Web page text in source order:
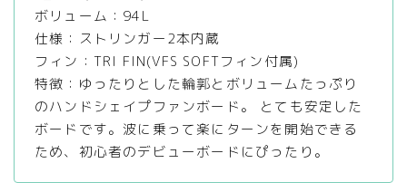
ボリューム：94L
仕様：ストリンガー2本内蔵
フィン：TRI FIN(VFS SOFTフィン付属)
特徴：ゆったりとした輪郭とボリュームたっぷり
のハンドシェイプファンボード。 とても安定した
ボードです。波に乗って楽にターンを開始できる
ため、初心者のデビューボードにぴったり。